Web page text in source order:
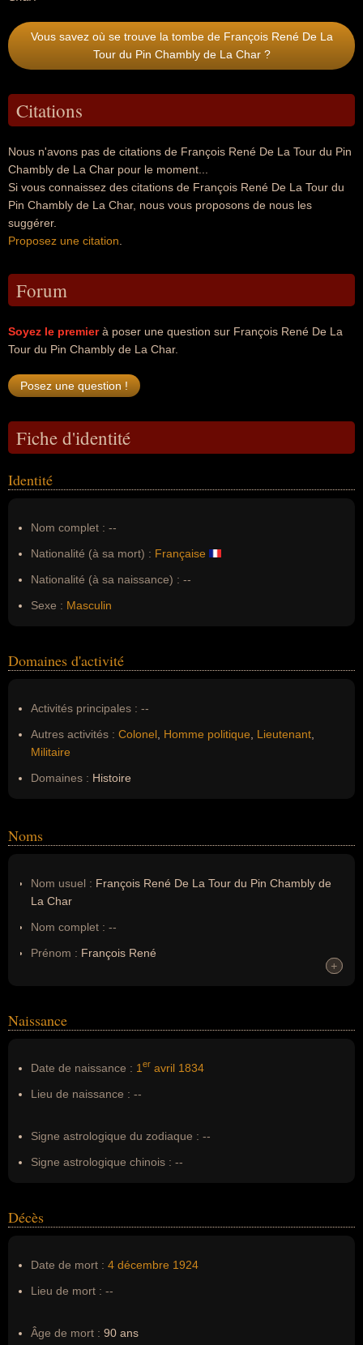
Vous savez où se trouve la tombe de François René De La
Tour du Pin Chambly de La Char ?
Citations
Nous n'avons pas de citations de François René De La Tour du Pin
Chambly de La Char pour le moment...
Si vous connaissez des citations de François René De La Tour du
Pin Chambly de La Char, nous vous proposons de nous les
suggérer.
Proposez une citation
Forum
Soyez le premierà poser une question sur François René De La
Tour du Pin Chambly de La Char.
Fiche d'identité
Identité
Nom complet : --
Nationalité (à sa mort) : Française
Nationalité (à sa naissance) : --
Sexe : Masculin
Domaines d'activité
Activités principales : --
Autres activités : Colonel Homme politique Lieutenant
Militaire
Domaines : Histoire
Noms
Nom usuel : François René De La Tour du Pin Chambly de
La Char
Nom complet : --
Prénom : François René
Pseudonyme : --
Surnom : --
+
+
Naissance
Date de naissance : 1 er avril 1834
Lieu de naissance : --
Signe astrologique du zodiaque : --
Signe astrologique chinois : --
Décès
Date de mort : 4 décembre 1924
Lieu de mort : --
Âge de mort : 90 ans